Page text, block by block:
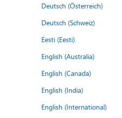
Deutsch (Österreich)
Deutsch (Schweiz)
Eesti (Eesti)
English (Australia)
English (Canada)
English (India)
English (International)